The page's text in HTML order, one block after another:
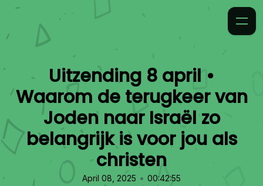
Uitzending 8 april •
Waarom de terugkeer van
Joden naar Israël zo
belangrijk is voor jou als
christen
April 08, 2025 • 00:42:55